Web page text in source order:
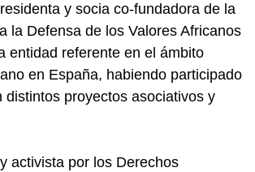
y socia co-fundadora de la
la Defensa de los Valores Africanos
entidad referente en el ámbito
en España, habiendo participado
distintos proyectos asociativos y
activista por los Derechos